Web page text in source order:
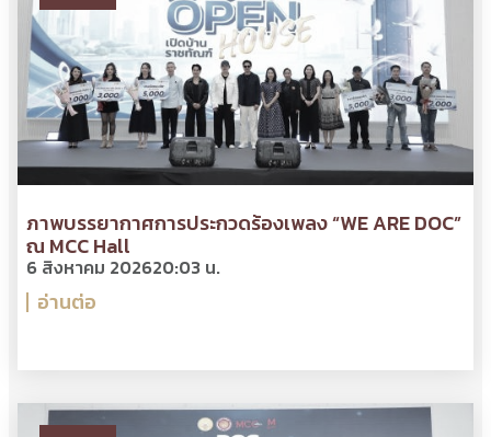
ภาพบรรยากาศการประกวดร้องเพลง “WE ARE DOC”
ณ MCC Hall
6 สิงหาคม 202620:03 น.
อ่านต่อ